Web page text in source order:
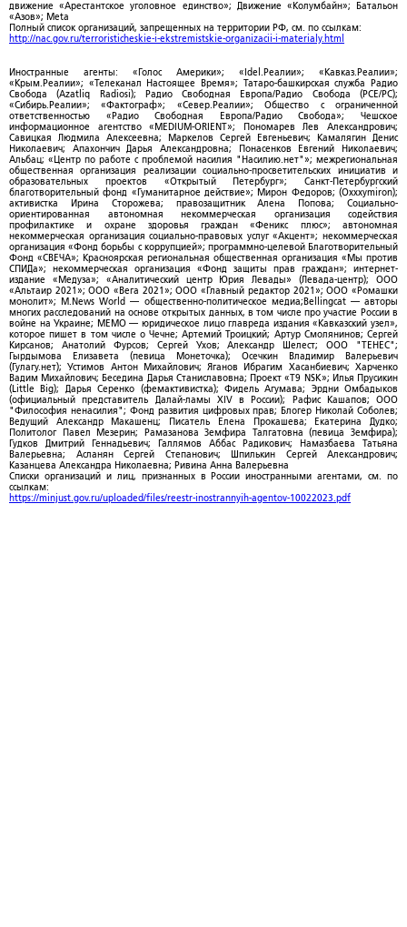
движение «Арестантское уголовное единство»; Движение «Колумбайн»; Батальон
«Азов»; Meta
Полный список организаций, запрещенных на территории РФ, см. по ссылкам:
http://nac.gov.ru/terroristicheskie-i-ekstremistskie-organizacii-i-materialy.html
Иностранные агенты: «Голос Америки»; «Idel.Реалии»; «Кавказ.Реалии»;
«Крым.Реалии»; «Телеканал Настоящее Время»; Татаро-башкирская служба Радио
Свобода (Azatliq Radiosi); Радио Свободная Европа/Радио Свобода (PCE/PC);
«Сибирь.Реалии»; «Фактограф»; «Север.Реалии»; Общество с ограниченной
ответственностью «Радио Свободная Европа/Радио Свобода»; Чешское
информационное агентство «MEDIUM-ORIENT»; Пономарев Лев Александрович;
Савицкая Людмила Алексеевна; Маркелов Сергей Евгеньевич; Камалягин Денис
Николаевич; Апахончич Дарья Александровна; Понасенков Евгений Николаевич;
Альбац; «Центр по работе с проблемой насилия "Насилию.нет"»; межрегиональная
общественная организация реализации социально-просветительских инициатив и
образовательных проектов «Открытый Петербург»; Санкт-Петербургский
благотворительный фонд «Гуманитарное действие»; Мирон Федоров; (Oxxxymiron);
активистка Ирина Сторожева; правозащитник Алена Попова; Социально-
ориентированная автономная некоммерческая организация содействия
профилактике и охране здоровья граждан «Феникс плюс»; автономная
некоммерческая организация социально-правовых услуг «Акцент»; некоммерческая
организация «Фонд борьбы с коррупцией»; программно-целевой Благотворительный
Фонд «СВЕЧА»; Красноярская региональная общественная организация «Мы против
СПИДа»; некоммерческая организация «Фонд защиты прав граждан»; интернет-
издание «Медуза»; «Аналитический центр Юрия Левады» (Левада-центр); ООО
«Альтаир 2021»; ООО «Вега 2021»; ООО «Главный редактор 2021»; ООО «Ромашки
монолит»; M.News World — общественно-политическое медиа;Bellingcat — авторы
многих расследований на основе открытых данных, в том числе про участие России в
войне на Украине; МЕМО — юридическое лицо главреда издания «Кавказский узел»,
которое пишет в том числе о Чечне; Артемий Троицкий; Артур Смолянинов; Сергей
Кирсанов; Анатолий Фурсов; Сергей Ухов; Александр Шелест; ООО "ТЕНЕС";
Гырдымова Елизавета (певица Монеточка); Осечкин Владимир Валерьевич
(Гулагу.нет); Устимов Антон Михайлович; Яганов Ибрагим Хасанбиевич; Харченко
Вадим Михайлович; Беседина Дарья Станиславовна; Проект «T9 NSK»; Илья Прусикин
(Little Big); Дарья Серенко (фемактивистка); Фидель Агумава; Эрдни Омбадыков
(официальный представитель Далай-ламы XIV в России); Рафис Кашапов; ООО
"Философия ненасилия"; Фонд развития цифровых прав; Блогер Николай Соболев;
Ведущий Александр Макашенц; Писатель Елена Прокашева; Екатерина Дудко;
Политолог Павел Мезерин; Рамазанова Земфира Талгатовна (певица Земфира);
Гудков Дмитрий Геннадьевич; Галлямов Аббас Радикович; Намазбаева Татьяна
Валерьевна; Асланян Сергей Степанович; Шпилькин Сергей Александрович;
Казанцева Александра Николаевна; Ривина Анна Валерьевна
Списки организаций и лиц, признанных в России иностранными агентами, см. по
ссылкам:
https://minjust.gov.ru/uploaded/files/reestr-inostrannyih-agentov-10022023.pdf